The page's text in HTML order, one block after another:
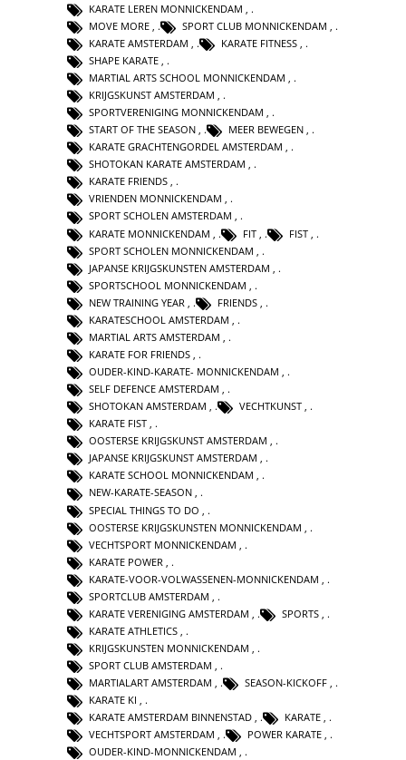
KARATE LEREN MONNICKENDAM
MOVE MORE
SPORT CLUB MONNICKENDAM
KARATE AMSTERDAM
KARATE FITNESS
SHAPE KARATE
MARTIAL ARTS SCHOOL MONNICKENDAM
KRIJGSKUNST AMSTERDAM ,
SPORTVERENIGING MONNICKENDAM ,
START OF THE SEASON , MEER BEWEGEN ,
KARATE GRACHTENGORDEL AMSTERDAM ,
SHOTOKAN KARATE AMSTERDAM ,
KARATE FRIENDS ,
VRIENDEN MONNICKENDAM ,
SPORT SCHOLEN AMSTERDAM ,
KARATE MONNICKENDAM
FIT FIST
SPORT SCHOLEN MONNICKENDAM
JAPANSE KRIJGSKUNSTEN AMSTERDAM
SPORTSCHOOL MONNICKENDAM
NEW TRAINING YEAR
FRIENDS
KARATESCHOOL AMSTERDAM
MARTIAL ARTS AMSTERDAM
KARATE FOR FRIENDS
OUDER-KIND-KARATE- MONNICKENDAM ,
SELF DEFENCE AMSTERDAM ,
SHOTOKAN AMSTERDAM , VECHTKUNST ,
KARATE FIST ,
OOSTERSE KRIJGSKUNST AMSTERDAM ,
JAPANSE KRIJGSKUNST AMSTERDAM ,
KARATE SCHOOL MONNICKENDAM ,
NEW-KARATE-SEASON ,
SPECIAL THINGS TO DO
OOSTERSE KRIJGSKUNSTEN MONNICKENDAM
VECHTSPORT MONNICKENDAM
KARATE POWER
KARATE-VOOR-VOLWASSENEN-MONNICKENDAM
SPORTCLUB AMSTERDAM
KARATE VERENIGING AMSTERDAM
SPORTS
KARATE ATHLETICS
KRIJGSKUNSTEN MONNICKENDAM ,
SPORT CLUB AMSTERDAM ,
MARTIALART AMSTERDAM , SEASON-KICKOFF ,
KARATE KI ,
KARATE AMSTERDAM BINNENSTAD , KARATE ,
VECHTSPORT AMSTERDAM , POWER KARATE ,
OUDER-KIND-MONNICKENDAM ,